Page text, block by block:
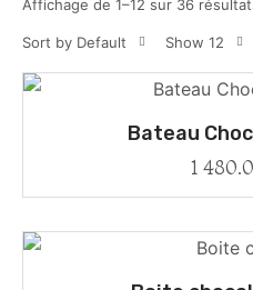
Affichage de 1–12 sur 36
Sort by Default Show 12
Bateau
1